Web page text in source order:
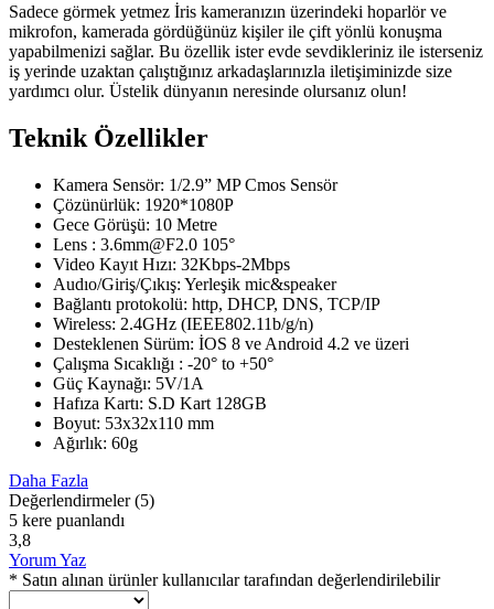
Sadece görmek yetmez İris kameranızın üzerindeki hoparlör ve
mikrofon, kamerada gördüğünüz kişiler ile çift yönlü konuşma
yapabilmenizi sağlar. Bu özellik ister evde sevdikleriniz ile isterseniz
iş yerinde uzaktan çalıştığınız arkadaşlarınızla iletişiminizde size
yardımcı olur. Üstelik dünyanın neresinde olursanız olun!
Teknik Özellikler
Kamera Sensör: 1/2.9” MP Cmos Sensör
Çözünürlük: 1920*1080P
Gece Görüşü: 10 Metre
Lens : 3.6mm@F2.0 105°
Video Kayıt Hızı: 32Kbps-2Mbps
Audıo/Giriş/Çıkış: Yerleşik mic&speaker
Bağlantı protokolü: http, DHCP, DNS, TCP/IP
Wireless: 2.4GHz (IEEE802.11b/g/n)
Desteklenen Sürüm: İOS 8 ve Android 4.2 ve üzeri
Çalışma Sıcaklığı : -20° to +50°
Güç Kaynağı: 5V/1A
Hafıza Kartı: S.D Kart 128GB
Boyut: 53x32x110 mm
Ağırlık: 60g
Daha Fazla
Değerlendirmeler (5)
5 kere puanlandı
3,8
Yorum Yaz
* Satın alınan ürünler kullanıcılar tarafından değerlendirilebilir